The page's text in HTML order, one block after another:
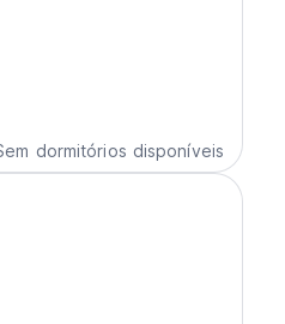
dormitórios disponíveis